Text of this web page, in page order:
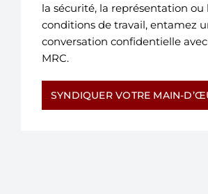
la sécurité, la représentation ou
conditions de travail, entamez
conversation confidentielle
MRC.
SYNDIQUER VOTRE MAIN-